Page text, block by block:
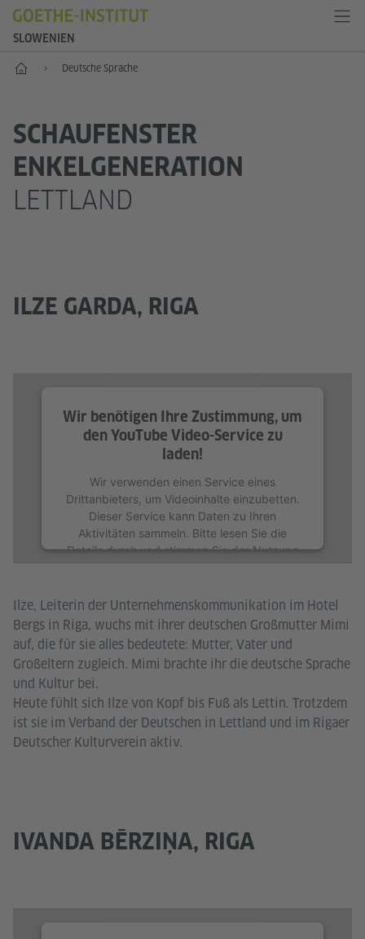
SLOWENIEN
Start Deutsche Sprache
SCHAUFENSTER
ENKELGENERATION
LETTLAND
ILZE GARDA, RIGA
Wir benötigen Ihre Zustimmung, um
den YouTube Video-Service zu
laden!
Wir verwenden einen Service eines
Drittanbieters, um Videoinhalte einzubetten.
Dieser Service kann Daten zu Ihren
Aktivitäten sammeln. Bitte lesen Sie die
Details durch und stimmen Sie der Nutzung
Akzeptieren
Ilze, Leiterin der Unternehmenskommunikation im Hotel
Bergs in Riga, wuchs mit ihrer deutschen Großmutter Mimi
auf, die für sie alles bedeutete: Mutter, Vater und
Großeltern zugleich. Mimi brachte ihr die deutsche Sprache
und Kultur bei.
Heute fühlt sich Ilze von Kopf bis Fuß als Lettin. Trotzdem
ist sie im Verband der Deutschen in Lettland und im Rigaer
Deutscher Kulturverein aktiv.
IVANDA BĒRZIŅA, RIGA